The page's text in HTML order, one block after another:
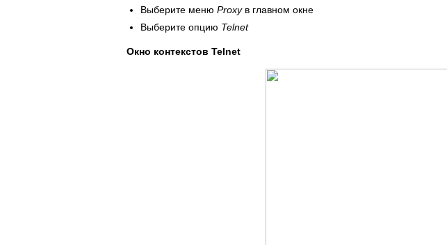
Выберите меню Proxyв главном окне
Выберите опцию Telnet
Окно контекстов Telnet